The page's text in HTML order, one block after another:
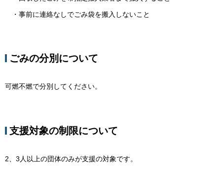
・事前に連絡なしでごみ袋を搬入しないこと
ごみの分別について
可燃不燃で分別してください。
支援対象の制限について
2、3人以上の団体のみが支援の対象です。